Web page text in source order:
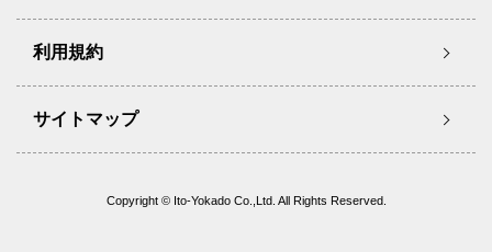
利用規約
サイトマップ
Copyright © Ito-Yokado Co.,Ltd. All Rights Reserved.